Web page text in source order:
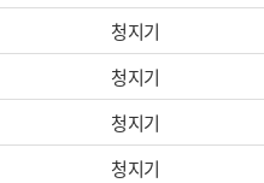
청지기
청지기
청지기
청지기